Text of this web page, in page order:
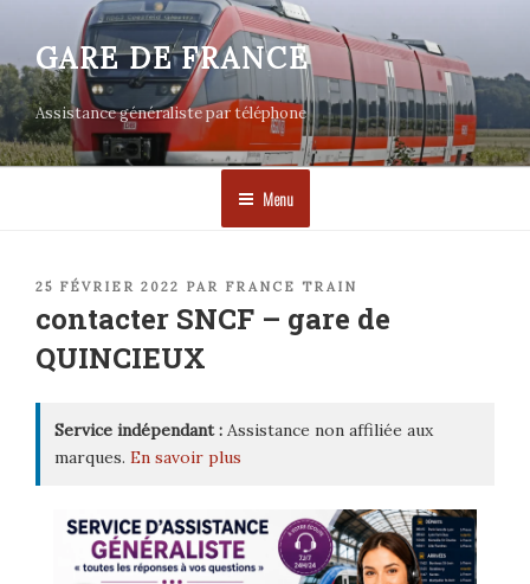
contenu
principal
GARE DE FRANCE
Assistance généraliste par téléphone
Menu
PUBLIÉ
25 FÉVRIER 2022 PAR FRANCE TRAIN
contacter SNCF – gare de
QUINCIEUX
Service indépendant : Assistance non affiliée aux
marques. En savoir plus